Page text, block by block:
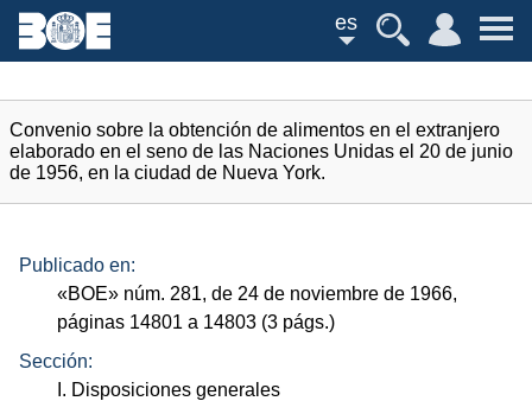
es
Convenio sobre la obtención de alimentos en el extranjero
elaborado en el seno de las Naciones Unidas el 20 de junio
de 1956, en la ciudad de Nueva York.
Publicado en:
«BOE» núm. 281, de 24 de noviembre de 1966,
páginas 14801 a 14803 (3 págs.)
Sección:
I. Disposiciones generales